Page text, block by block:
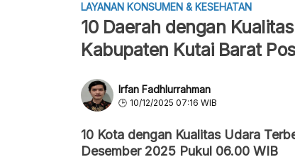
LAYANAN KONSUMEN & KESEHATAN
10 Daerah dengan
Kabupaten Kutai Barat
Irfan Fadhlurrahman
10/12/2025 07:16 WIB
10 Kota dengan Kualitas Udara
Desember 2025 Pukul 06.00 WIB